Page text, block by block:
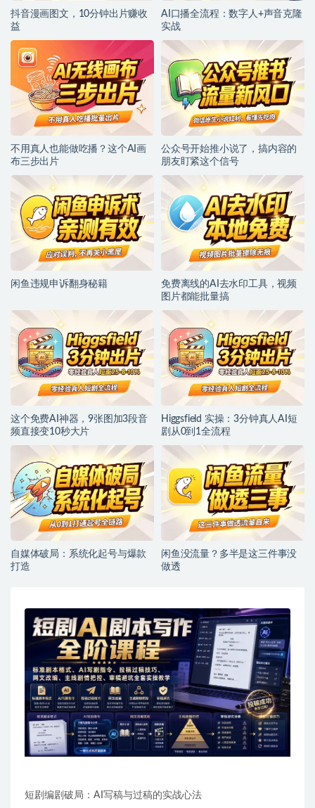
抖音漫画图文，10分钟出片赚收
益
AI口播全流程：数字人+声音克隆
实战
不用真人也能做吃播？这个AI画
布三步出片
公众号开始推小说了，搞内容的
朋友盯紧这个信号
闲鱼违规申诉翻身秘籍
免费离线的AI去水印工具，视频
图片都能批量搞
这个免费AI神器，9张图加3段音
频直接变10秒大片
Higgsfield 实操：3分钟真人AI短
剧从0到1全流程
自媒体破局：系统化起号与爆款
打造
闲鱼没流量？多半是这三件事没
做透
短剧编剧破局：AI写稿与过稿的实战心法